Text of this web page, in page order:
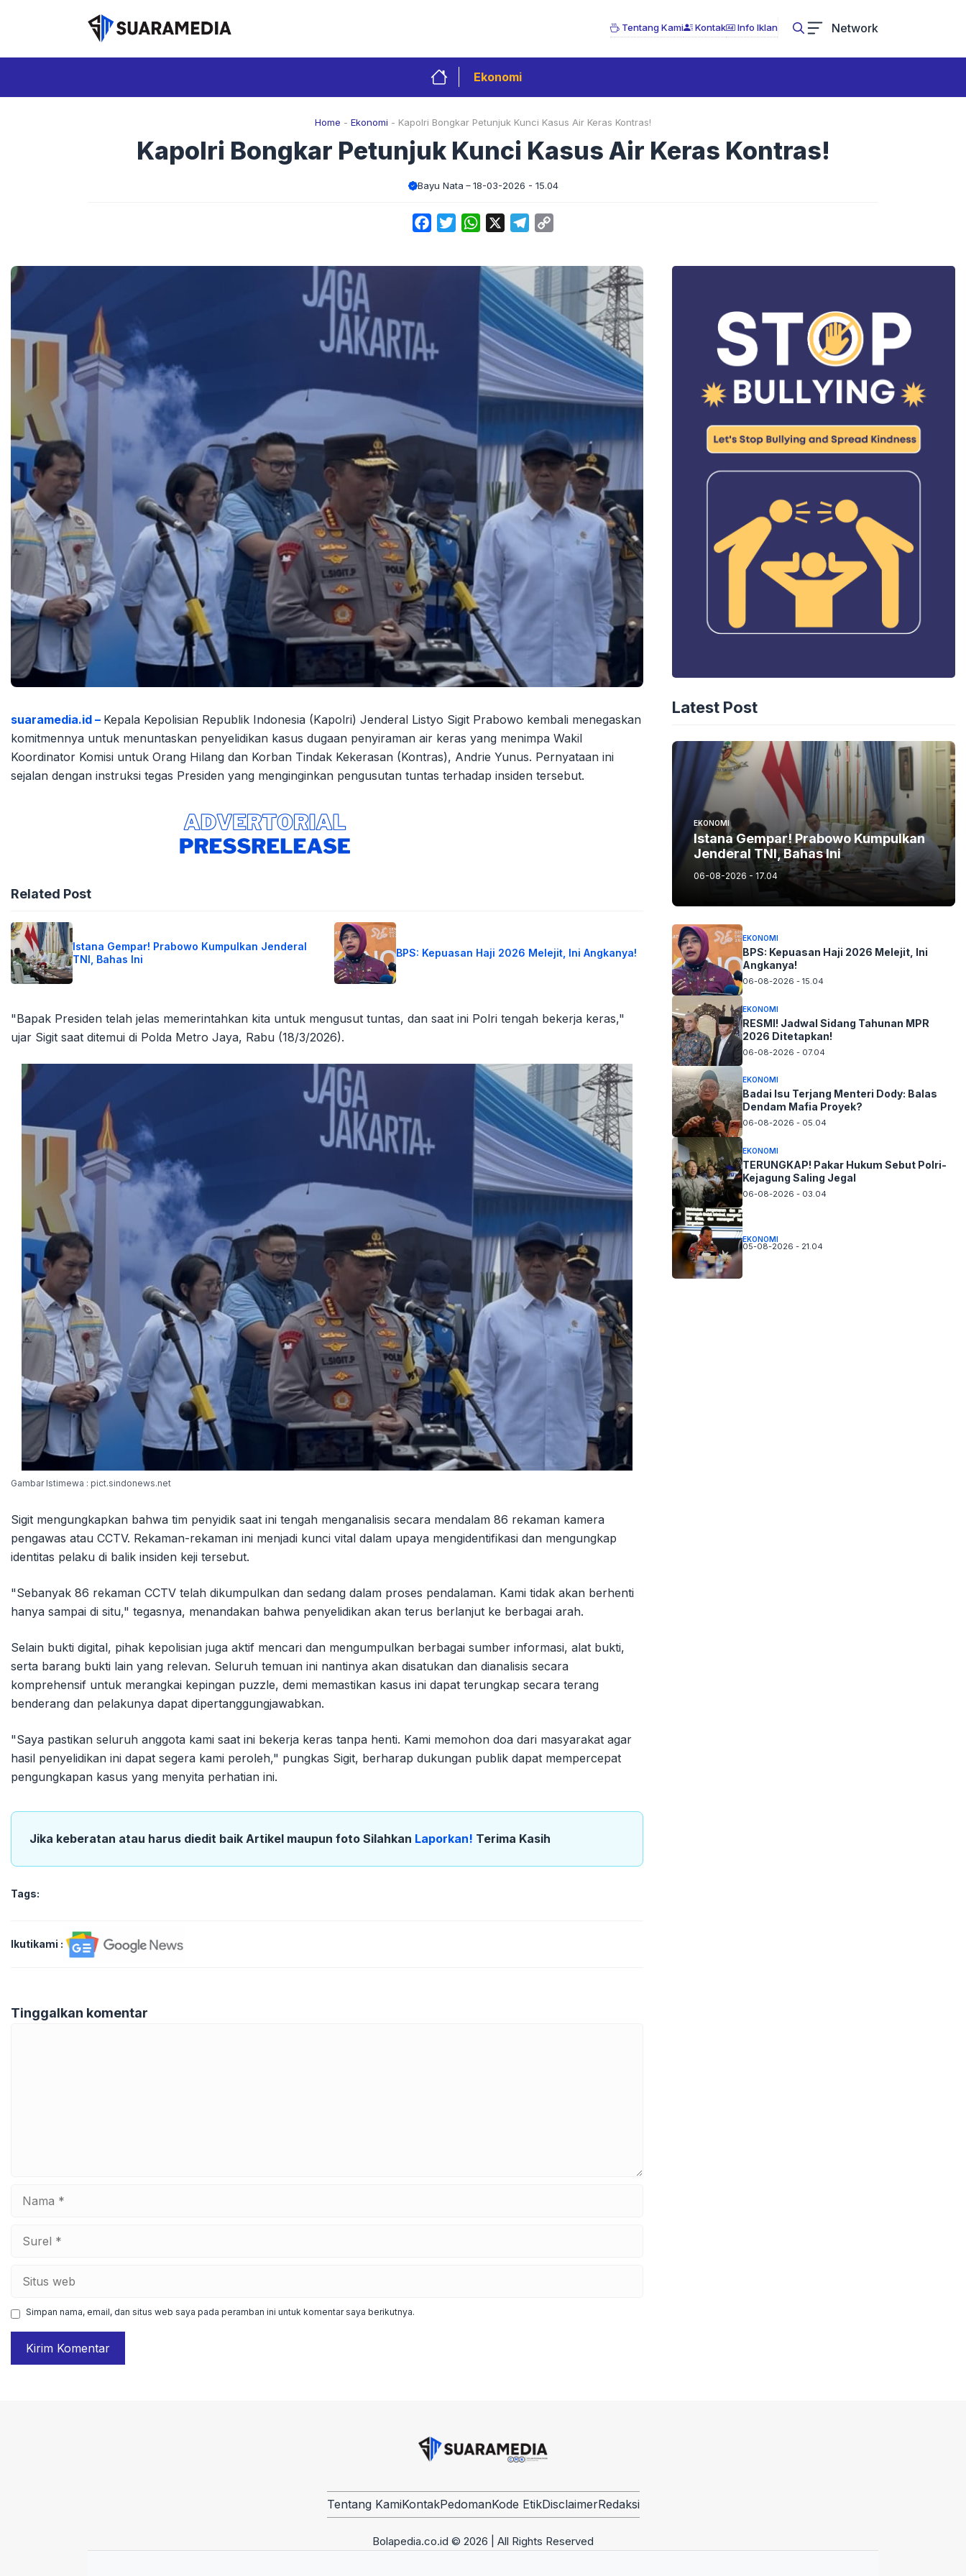
Tentang Kami Kontak Info Iklan Network
Ekonomi
Home - Ekonomi - Kapolri Bongkar Petunjuk Kunci Kasus Air Keras Kontras!
Kapolri Bongkar Petunjuk Kunci Kasus Air Keras Kontras!
Bayu Nata 18-03-2026 - 15.04
FacebookTwitterWhatsApp Telegram
suaramedia.id – Kepala Kepolisian Republik Indonesia (Kapolri) Jenderal Listyo Sigit Prabowo kembali menegaskan
komitmennya untuk menuntaskan penyelidikan kasus dugaan penyiraman air keras yang menimpa Wakil
Koordinator Komisi untuk Orang Hilang dan Korban Tindak Kekerasan (Kontras), Andrie Yunus. Pernyataan ini
sejalan dengan instruksi tegas Presiden yang menginginkan pengusutan tuntas terhadap insiden tersebut.
Related Post
Istana Gempar! Prabowo Kumpulkan Jenderal
TNI, Bahas Ini
BPS: Kepuasan Haji 2026 Melejit, Ini Angkanya!
"Bapak Presiden telah jelas memerintahkan kita untuk mengusut tuntas, dan saat ini Polri tengah bekerja keras,"
ujar Sigit saat ditemui di Polda Metro Jaya, Rabu (18/3/2026).
Gambar Istimewa : pict.sindonews.net
Sigit mengungkapkan bahwa tim penyidik saat ini tengah menganalisis secara mendalam 86 rekaman kamera
pengawas atau CCTV. Rekaman-rekaman ini menjadi kunci vital dalam upaya mengidentifikasi dan mengungkap
identitas pelaku di balik insiden keji tersebut.
"Sebanyak 86 rekaman CCTV telah dikumpulkan dan sedang dalam proses pendalaman. Kami tidak akan berhenti
hanya sampai di situ," tegasnya, menandakan bahwa penyelidikan akan terus berlanjut ke berbagai arah.
Selain bukti digital, pihak kepolisian juga aktif mencari dan mengumpulkan berbagai sumber informasi, alat bukti,
serta barang bukti lain yang relevan. Seluruh temuan ini nantinya akan disatukan dan dianalisis secara
komprehensif untuk merangkai kepingan puzzle, demi memastikan kasus ini dapat terungkap secara terang
benderang dan pelakunya dapat dipertanggungjawabkan.
"Saya pastikan seluruh anggota kami saat ini bekerja keras tanpa henti. Kami memohon doa dari masyarakat agar
hasil penyelidikan ini dapat segera kami peroleh," pungkas Sigit, berharap dukungan publik dapat mempercepat
pengungkapan kasus yang menyita perhatian ini.
Jika keberatan atau harus diedit baik Artikel maupun foto Silahkan Laporkan! Terima Kasih
Tags:
Ikutikami :
Tinggalkan komentar
Simpan nama, email, dan situs web saya pada peramban ini untuk komentar saya berikutnya.
Latest Post
EKONOMI
Istana Gempar! Prabowo Kumpulkan
Jenderal TNI, Bahas Ini
06-08-2026 - 17.04
EKONOMI
BPS: Kepuasan Haji 2026 Melejit, Ini
Angkanya!
06-08-2026 - 15.04
EKONOMI
RESMI! Jadwal Sidang Tahunan MPR
2026 Ditetapkan!
06-08-2026 - 07.04
EKONOMI
Badai Isu Terjang Menteri Dody: Balas
Dendam Mafia Proyek?
06-08-2026 - 05.04
EKONOMI
TERUNGKAP! Pakar Hukum Sebut Polri-
Kejagung Saling Jegal
06-08-2026 - 03.04
EKONOMI
05-08-2026 - 21.04
Tentang KamiKontakPedomanKode EtikDisclaimerRedaksi
Bolapedia.co.id © 2026 | All Rights Reserved